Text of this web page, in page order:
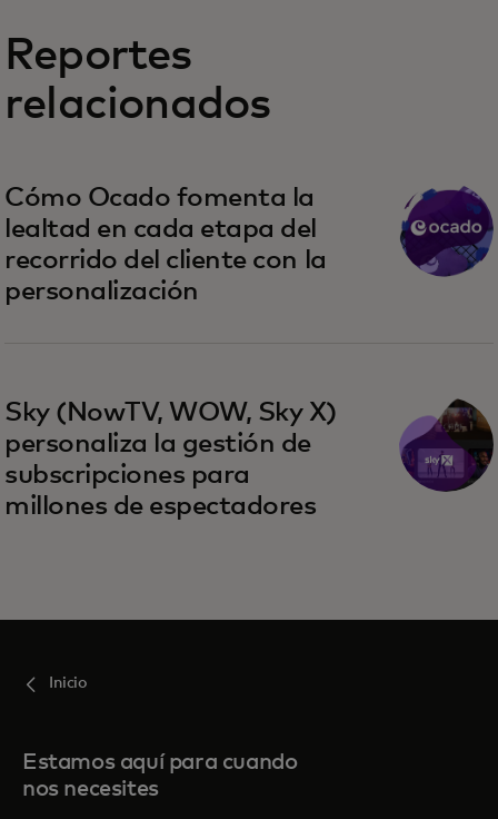
Reportes
relacionados
Cómo Ocado fomenta la
lealtad en cada etapa del
recorrido del cliente con la
personalización
Sky (NowTV, WOW, Sky X)
personaliza la gestión de
subscripciones para
millones de espectadores
Inicio
Estamos aquí para cuando
nos necesites